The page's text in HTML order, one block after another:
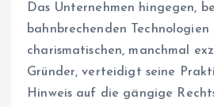
Das Unternehmen hingegen,
bahnbrechenden Technologien
charismatischen, manchmal
Gründer, verteidigt seine
Hinweis auf die gängige